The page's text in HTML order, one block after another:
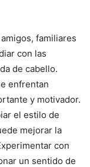
familiares
con las
de cabello.
enfrentan
y motivador.
el estilo de
mejorar la
con
un sentido de